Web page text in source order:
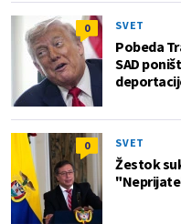
0 SVET
Pobeda
SAD
0 SVET
Žestok